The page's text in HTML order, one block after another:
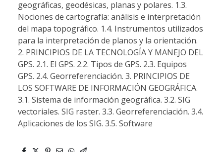
geográficas, geodésicas, planas y polares. 1.3.
Nociones de cartografía: análisis e interpretación
del mapa topográfico. 1.4. Instrumentos utilizados
para la interpretación de planos y la orientación.
2. PRINCIPIOS DE LA TECNOLOGÍA Y MANEJO DEL
GPS. 2.1. El GPS. 2.2. Tipos de GPS. 2.3. Equipos
GPS. 2.4. Georreferenciación. 3. PRINCIPIOS DE
LOS SOFTWARE DE INFORMACIÓN GEOGRÁFICA.
3.1. Sistema de información geográfica. 3.2. SIG
vectoriales. SIG raster. 3.3. Georreferenciación. 3.4.
Aplicaciones de los SIG. 3.5. Software